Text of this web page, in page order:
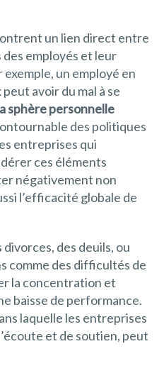
un lien direct entre
employés et leur
un employé en
avoir du mal à se
sphère personnelle
des politiques
entreprises qui
ces éléments
négativement non
l’efficacité globale de
des deuils, ou
comme des difficultés de
la concentration et
baisse de performance.
laquelle les entreprises
et de soutien, peut